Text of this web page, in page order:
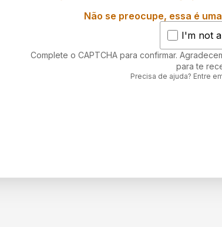
Não se preocupe, essa é
I'm not
Complete o CAPTCHA para confirmar.
para te
Precisa de ajuda? Entre